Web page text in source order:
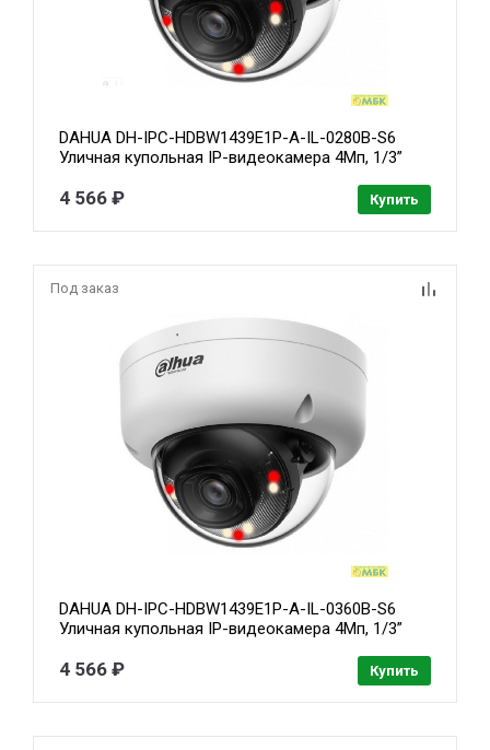
DAHUA DH-IPC-HDBW1439E1P-A-IL-0280B-S6
Уличная купольная IP-видеокамера 4Мп, 1/3”
,IK08, микрофон, металл, пластик
4 566 ₽ Купить
Под заказ
DAHUA DH-IPC-HDBW1439E1P-A-IL-0360B-S6
Уличная купольная IP-видеокамера 4Мп, 1/3”
,IK08, микрофон, металл, пластик
4 566 ₽ Купить